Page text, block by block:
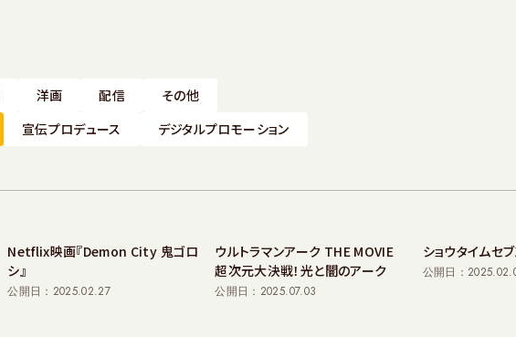
洋画 配信
その他
宣伝プロデュース デジタルプロモーション
Netflix映画『Demon City 鬼ゴロ
シ』
公開日：2025.02.27
ウルトラマンアーク THE MOVIE
超次元大決戦！光と闇のアーク
公開日：2025.07.03
ショウタイムセ
公開日：